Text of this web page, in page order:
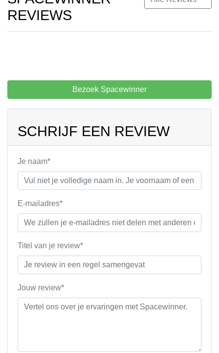
REVIEWS
Bezoek Spacewinner
SCHRIJF EEN REVIEW
Je naam*
E-mailadres*
Titel van je review*
Jouw review*